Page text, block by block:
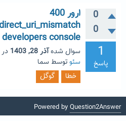
0
0
1
پاسخ
ارور 400
developers console گوگل
سوال شدهآذر 28, 1403 در
سئوتوسط سما
خطا
گوگل
Powered by Question2Answer